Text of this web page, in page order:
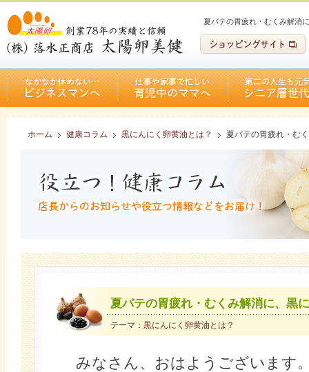
夏バテの胃疲れ・むくみ解消
ホーム 健康コラム 黒にんにく卵黄油とは？ 夏バテの胃疲れ・む
夏バテの胃疲れ・むくみ解消に、黒
テーマ： 黒にんにく卵黄油とは？
みなさん、おはようございます